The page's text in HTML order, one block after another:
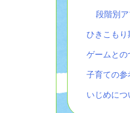
段階別
ひきこもり
ゲームと
子育ての
いじめにつ